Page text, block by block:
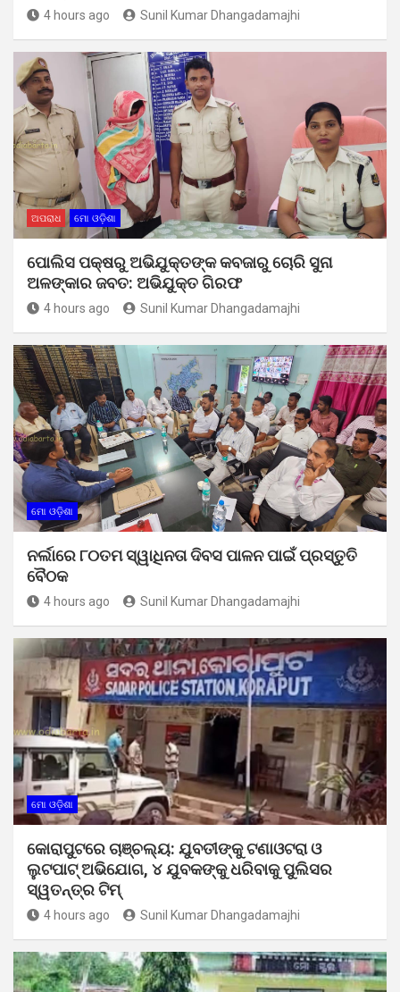
4 hours ago Sunil Kumar Dhangadamajhi
ଅପରାଧ ମୋ ଓଡ଼ିଶା
ପୋଲିସ ପକ୍ଷରୁ ଅଭିଯୁକ୍ତଙ୍କ କବଜାରୁ ଚୋରି ସୁନା
ଅଳଙ୍କାର ଜବତ: ଅଭିଯୁକ୍ତ ଗିରଫ
4 hours ago Sunil Kumar Dhangadamajhi
ମୋ ଓଡ଼ିଶା
ନର୍ଲାରେ ୮୦ତମ ସ୍ୱାଧିନତା ଦିବସ ପାଳନ ପାଇଁ ପ୍ରସ୍ତୁତି
ବୈଠକ
4 hours ago Sunil Kumar Dhangadamajhi
ମୋ ଓଡ଼ିଶା
କୋରାପୁଟରେ ଚାଞ୍ଚଲ୍ୟ: ଯୁବତୀଙ୍କୁ ଟଣାଓଟରା ଓ
ଲୁଟପାଟ୍ ଅଭିଯୋଗ, ୪ ଯୁବକଙ୍କୁ ଧରିବାକୁ ପୁଲିସର
ସ୍ୱତନ୍ତ୍ର ଟିମ୍
4 hours ago Sunil Kumar Dhangadamajhi